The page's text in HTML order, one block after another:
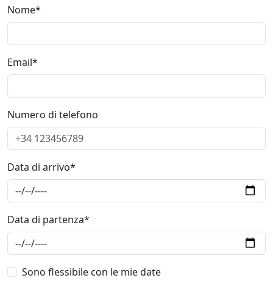
Nome*
Email*
Numero di telefono
Data di arrivo*
Data di partenza*
Sono flessibile con le mie date